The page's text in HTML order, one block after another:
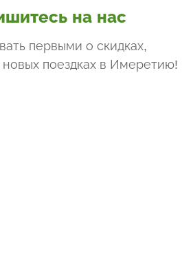
на нас
первыми о скидках,
поездкахв Имеретию!